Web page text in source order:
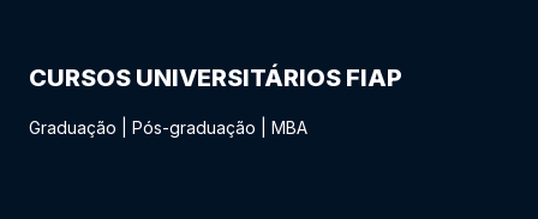
CURSOS UNIVERSITÁRIOS FIAP
Graduação Pós-graduação MBA